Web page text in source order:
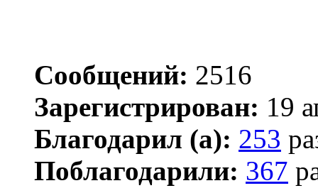
Сообщений: 2516
Зарегистрирован: 19
Благодарил (а): 253
Поблагодарили: 367